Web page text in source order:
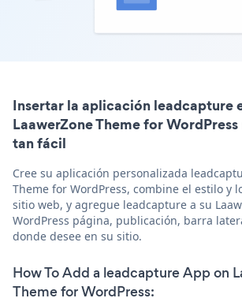
Insertar la aplicación leadcapture
LaawerZone Theme for
tan fácil
Cree su aplicación personalizada
Theme for WordPress, combine el estilo y
sitio web, y agregue leadcapture a su
WordPress página, publicación, barra
donde desee en su sitio.
How To Add a leadcapture App on
Theme for WordPress: